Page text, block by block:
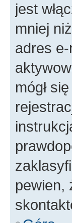
jest
mniej
adres
mógł
pewien,